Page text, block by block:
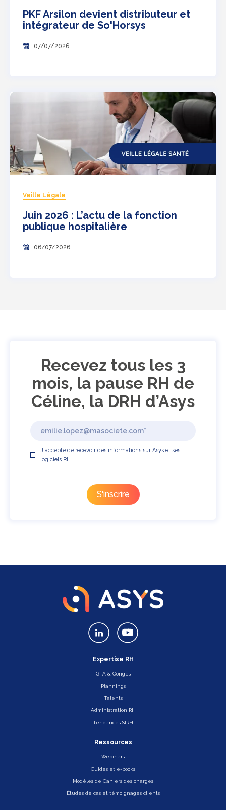
PKF Arsilon devient distributeur et
intégrateur de So'Horsys
07/07/2026
Veille Légale
Juin 2026 : L’actu de la fonction
publique hospitalière
06/07/2026
Recevez tous les 3
mois, la pause RH de
Céline, la DRH d’Asys
J'accepte de recevoir des informations sur Asys et ses
logiciels RH.
Expertise RH
GTA & Congés
Plannings
Talents
Administration RH
Tendances SIRH
Ressources
Webinars
Guides et e-books
Modèles de Cahiers des charges
Études de cas et témoignages clients